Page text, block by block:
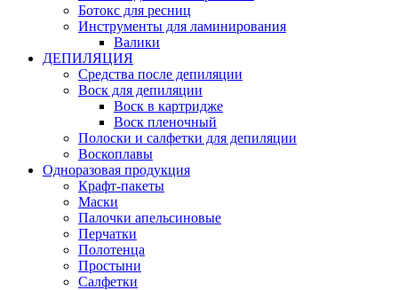
Ботокс для ресниц
Инструменты для ламинирования
Валики
ДЕПИЛЯЦИЯ
Средства после депиляции
Воск для депиляции
Воск в картридже
Воск пленочный
Полоски и салфетки для депиляции
Воскоплавы
Одноразовая продукция
Крафт-пакеты
Маски
Палочки апельсиновые
Перчатки
Полотенца
Простыни
Салфетки